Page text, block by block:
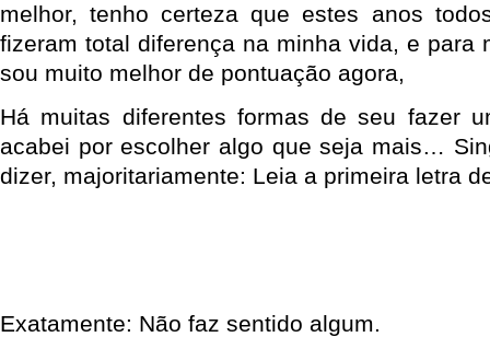
melhor, tenho certeza que estes anos
fizeram total diferença na minha vida, e
sou muito melhor de pontuação agora,
Há muitas diferentes formas de seu fazer
acabei por escolher algo que seja mais…
dizer, majoritariamente: Leia a primeira letra
Exatamente: Não faz sentido algum.